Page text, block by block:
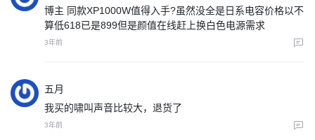
博主 同款XP1000W值得入手?虽然没全是日系电容价格以不
算低618已是899但是颜值在线赶上换白色电源需求
3年前
五月
我买的啸叫声音比较大，退货了
3年前